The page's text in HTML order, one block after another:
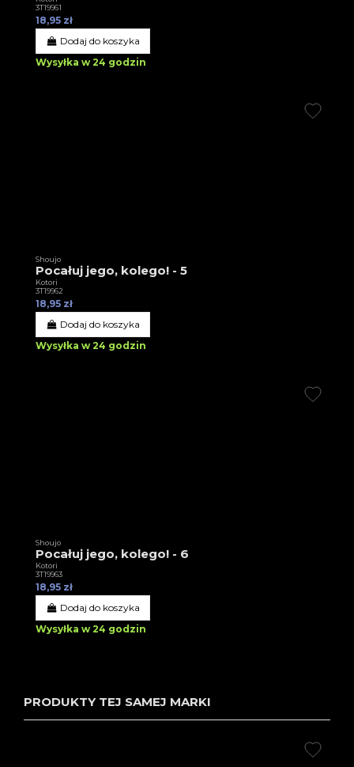
3T19961
18,95 zł
Dodaj do koszyka
Wysyłka w 24 godzin
Shoujo
Pocałuj jego, kolego! - 5
Kotori
3T19962
18,95 zł
Dodaj do koszyka
Wysyłka w 24 godzin
Shoujo
Pocałuj jego, kolego! - 6
Kotori
3T19963
18,95 zł
Dodaj do koszyka
Wysyłka w 24 godzin
PRODUKTY TEJ SAMEJ MARKI